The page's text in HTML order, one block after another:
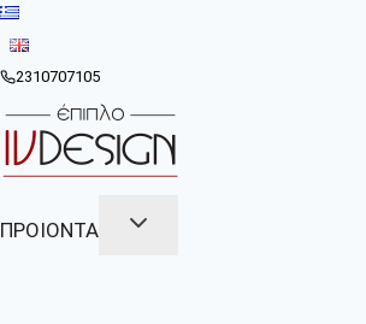
Skip
to
content
2310707105
ΠΡΟΙΟΝΤΑ